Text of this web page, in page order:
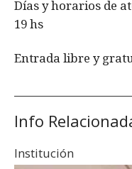
Días y horarios de
19 hs
Entrada libre y
Info
Institución